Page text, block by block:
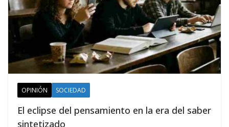
OPINIÓN SOCIEDAD
El eclipse del pensamiento en la era del saber
sintetizado